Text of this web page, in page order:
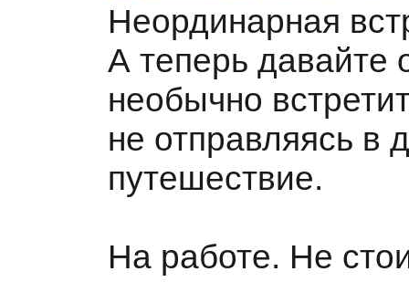
Неординарная
А теперь давайте
необычно
не отправляясь в
путешествие.
На работе. Не